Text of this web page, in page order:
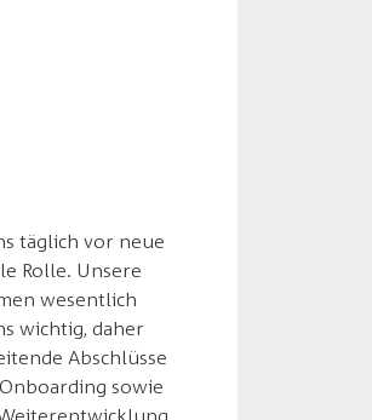
täglich vor neue
Rolle. Unsere
wesentlich
wichtig, daher
Abschlüsse
sowie